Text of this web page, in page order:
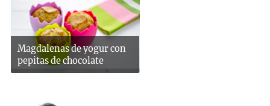
Magdalenas de yogur con
pepitas de chocolate